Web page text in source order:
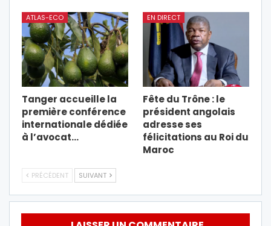
ATLAS-ECO
Tanger accueille la
première conférence
internationale dédiée
à l’avocat…
EN DIRECT
Fête du Trône : le
président angolais
adresse ses
félicitations au Roi du
Maroc
PRÉCÉDENT SUIVANT